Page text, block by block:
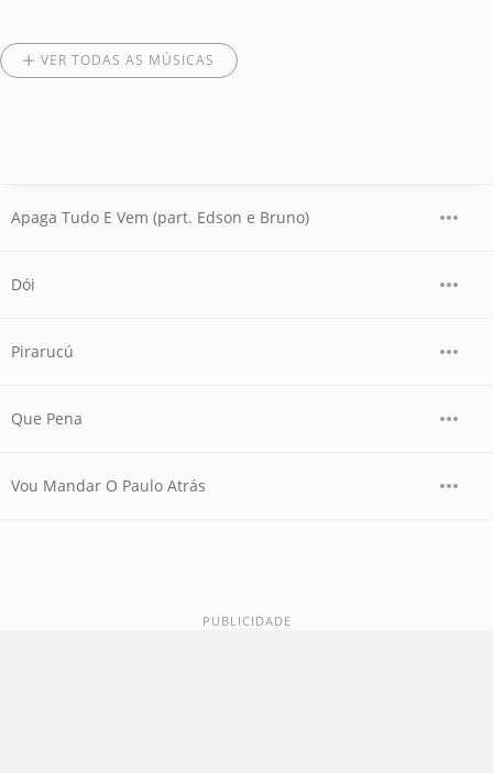
VER TODAS AS MÚSICAS
Apaga Tudo E Vem (part. Edson e Bruno)
Dói
Pirarucú
Que Pena
Vou Mandar O Paulo Atrás